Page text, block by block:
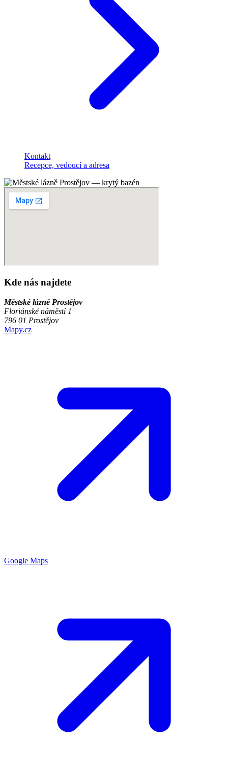
Kontakt
Recepce, vedoucí a adresa
Kde nás najdete
Městské lázně Prostějov
Floriánské náměstí 1
796 01 Prostějov
Mapy.cz
Google Maps